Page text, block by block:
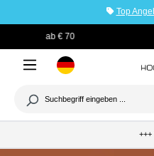
Top
+++